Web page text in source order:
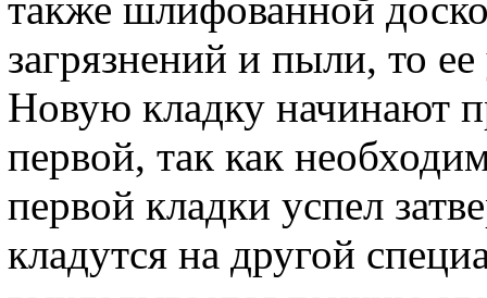
загрязнений и пыли, то
Новую кладку начинают
первой, так как
первой кладки успел
кладутся на другой